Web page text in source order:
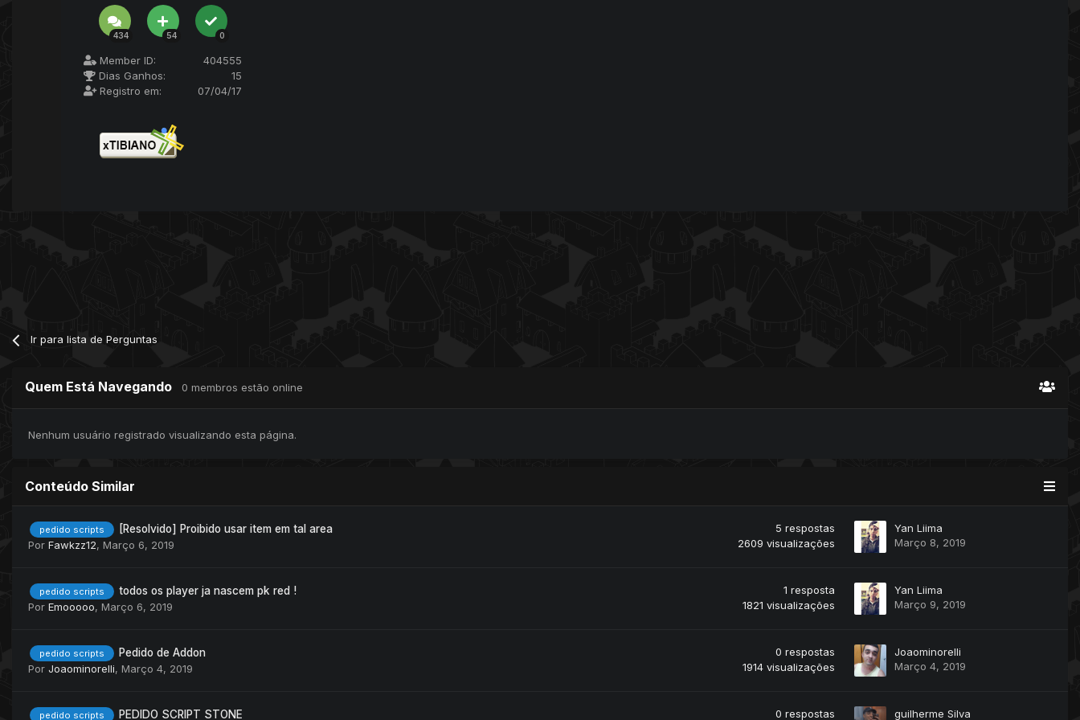
434 54 0
Member ID:
404555
Dias Ganhos:
15
Registro em:
07/04/17
Ir para lista de Perguntas
Quem Está Navegando 0 membros estão online
Nenhum usuário registrado visualizando esta página.
Conteúdo Similar
pedido scripts
[Resolvido] Proibido usar item em tal area
Por Fawkzz12, Março 6, 2019
5 respostas
2609 visualizações
Yan Liima
Março 8, 2019
pedido scripts
todos os player ja nascem pk red !
Por Emooooo, Março 6, 2019
1 resposta
1821 visualizações
Yan Liima
Março 9, 2019
pedido scripts
Pedido de Addon
Por Joaominorelli, Março 4, 2019
0 respostas
1914 visualizações
Joaominorelli
Março 4, 2019
pedido scripts PEDIDO SCRIPT STONE 0 respostas guilherme Silva